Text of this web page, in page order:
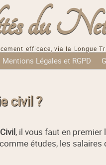
du Net
efficace, via la Longue
Mentions Légales et RGPD
civil ?
, il vous faut en premier
études, les salaires